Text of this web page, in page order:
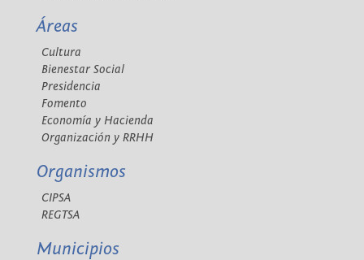
Áreas
Cultura
Bienestar Social
Presidencia
Fomento
Economía y Hacienda
Organización y RRHH
Organismos
CIPSA
REGTSA
Municipios